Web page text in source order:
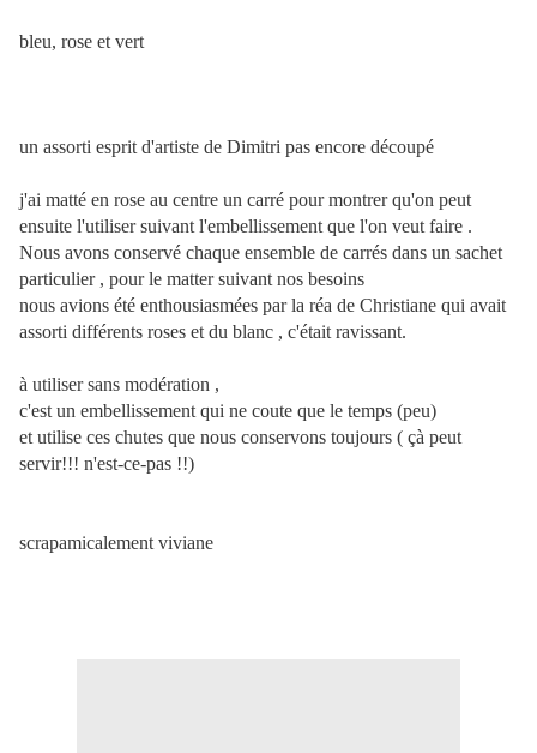
bleu, rose et vert
un assorti esprit d'artiste de Dimitri pas encore découpé
j'ai matté en rose au centre un carré pour montrer qu'on peut
ensuite l'utiliser suivant l'embellissement que l'on veut faire .
Nous avons conservé chaque ensemble de carrés dans un sachet
particulier , pour le matter suivant nos besoins
nous avions été enthousiasmées par la réa de Christiane qui avait
assorti différents roses et du blanc , c'était ravissant.
à utiliser sans modération ,
c'est un embellissement qui ne coute que le temps (peu)
et utilise ces chutes que nous conservons toujours ( çà peut
servir!!! n'est-ce-pas !!)
scrapamicalement viviane